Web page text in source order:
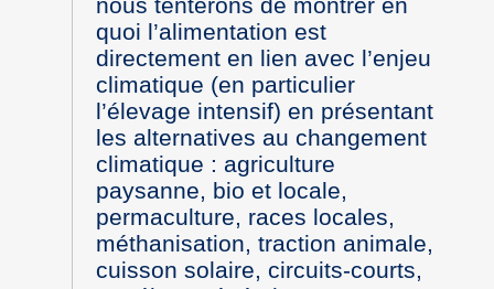
quoi l’alimentation est
directement en lien avec l’enjeu
climatique (en particulier
l’élevage intensif) en présentant
les alternatives au changement
climatique : agriculture
paysanne, bio et locale,
permaculture, races locales,
méthanisation, traction animale,
cuisson solaire, circuits-courts,